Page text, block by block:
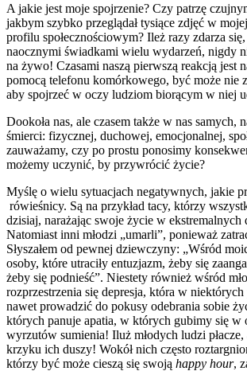
A jakie jest moje spojrzenie? Czy patrzę
jakbym szybko przeglądał tysiące zdjęć w
profilu społecznościowym? Ileż razy zdarza
naocznymi świadkami wielu wydarzeń, nigdy
na żywo! Czasami naszą pierwszą reakcją jest
pomocą telefonu komórkowego, być może nie
aby spojrzeć w oczy ludziom biorącym w niej
Dookoła nas, ale czasem także w nas samych,
śmierci: fizycznej, duchowej, emocjonalnej,
zauważamy, czy po prostu ponosimy
możemy uczynić, by przywrócić życie?
Myślę o wielu sytuacjach negatywnych, jakie
rówieśnicy. Są na przykład tacy, którzy
dzisiaj, narażając swoje życie w ekstremalnych
Natomiast inni młodzi „umarli”, ponieważ
Słyszałem od pewnej dziewczyny: „Wśród
osoby, które utraciły entuzjazm, żeby się
żeby się podnieść”. Niestety również wśród
rozprzestrzenia się depresja, która w
nawet prowadzić do pokusy odebrania sobie
których panuje apatia, w których gubimy się w
wyrzutów sumienia! Iluż młodych ludzi płacze,
krzyku ich duszy! Wokół nich często
którzy być może cieszą się swoją happy hour,